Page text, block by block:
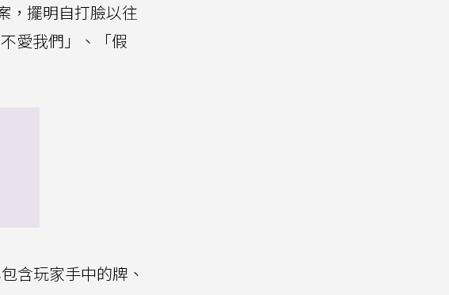
，擺明自打臉以往
愛我們」、「假
含玩家手中的牌、